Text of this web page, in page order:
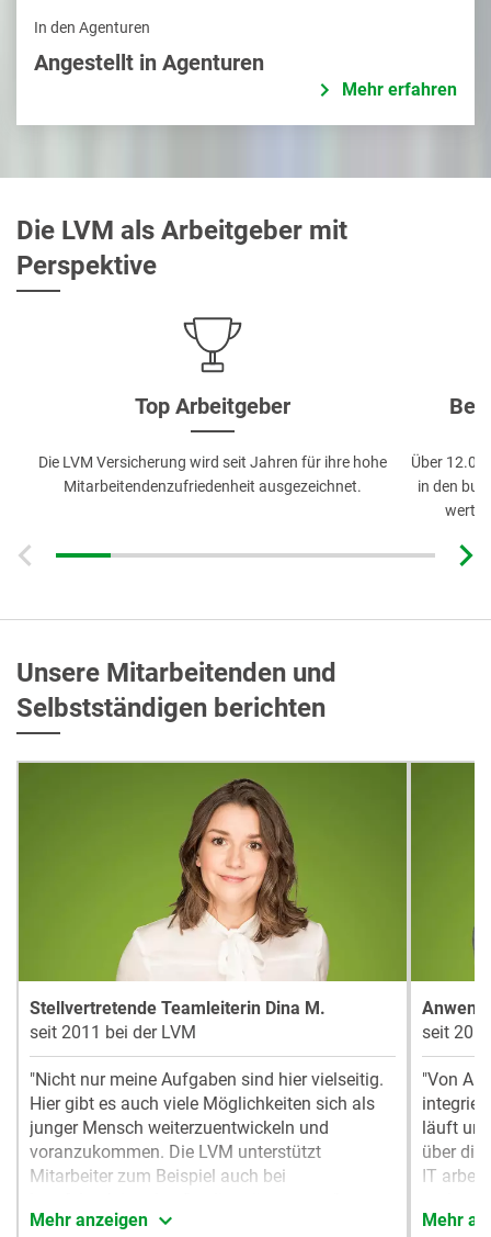
In den Agenturen
Angestellt in Agenturen
Mehr erfahren
Die LVM als Arbeitgeber mit
Perspektive
Top Arbeitgeber
Die LVM Versicherung wird seit Jahren für ihre hohe
Mitarbeitendenzufriedenheit ausgezeichnet.
Über
in den
Unsere Mitarbeitenden und
Selbstständigen berichten
Stellvertretende Teamleiterin Dina M.
seit 2011 bei der LVM
"Nicht nur meine Aufgaben sind hier vielseitig.
Hier gibt es auch viele Möglichkeiten sich als
junger Mensch weiterzuentwickeln und
voranzukommen. Die LVM unterstützt
Mitarbeiter zum Beispiel auch bei
Mehr anzeigen
seit
"Von
läuft
über die
IT
Mehr